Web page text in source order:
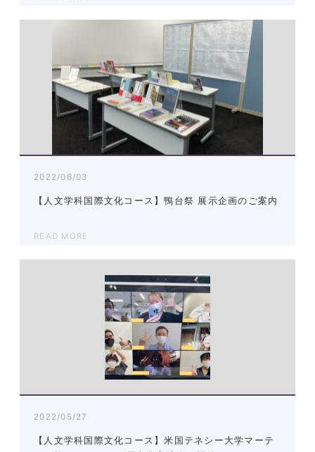
2022/06/03
【人文学科国際文化コース】鴨台祭 展示企画のご案内
READ MORE
2022/05/27
【人文学科国際文化コース】米国テネシー大学マーテ